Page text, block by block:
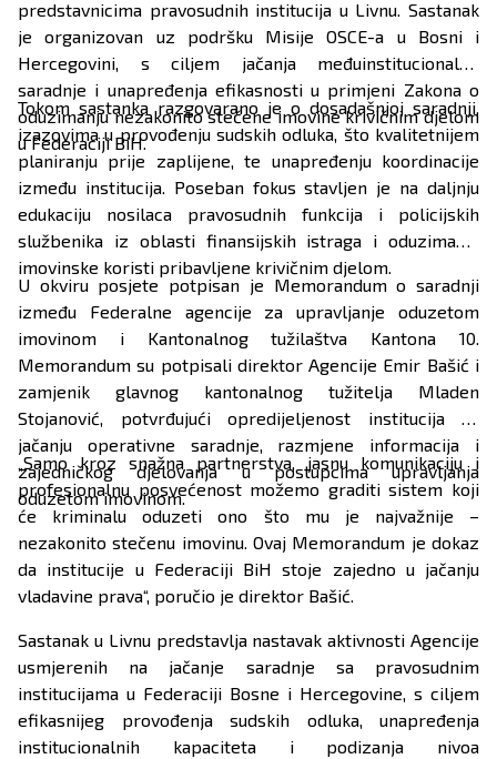
predstavnicima pravosudnih institucija u Livnu. Sastanak
je organizovan uz podršku Misije OSCE-a u Bosni i
Hercegovini, s ciljem jačanja međuinstitucionalne
saradnje i unapređenja efikasnosti u primjeni Zakona o
oduzimanju nezakonito stečene imovine krivičnim djelom
u Federaciji BiH.
Tokom sastanka razgovarano je o dosadašnjoj saradnji,
izazovima u provođenju sudskih odluka, što kvalitetnijem
planiranju prije zaplijene, te unapređenju koordinacije
između institucija. Poseban fokus stavljen je na daljnju
edukaciju nosilaca pravosudnih funkcija i policijskih
službenika iz oblasti finansijskih istraga i oduzimanja
imovinske koristi pribavljene krivičnim djelom.
U okviru posjete potpisan je Memorandum o saradnji
između Federalne agencije za upravljanje oduzetom
imovinom i Kantonalnog tužilaštva Kantona 10.
Memorandum su potpisali direktor Agencije Emir Bašić i
zamjenik glavnog kantonalnog tužitelja Mladen
Stojanović, potvrđujući opredijeljenost institucija ka
jačanju operativne saradnje, razmjene informacija i
zajedničkog djelovanja u postupcima upravljanja
oduzetom imovinom.
„Samo kroz snažna partnerstva, jasnu komunikaciju i
profesionalnu posvećenost možemo graditi sistem koji
će kriminalu oduzeti ono što mu je najvažnije –
nezakonito stečenu imovinu. Ovaj Memorandum je dokaz
da institucije u Federaciji BiH stoje zajedno u jačanju
vladavine prava“, poručio je direktor Bašić.
Sastanak u Livnu predstavlja nastavak aktivnosti Agencije
usmjerenih na jačanje saradnje sa pravosudnim
institucijama u Federaciji Bosne i Hercegovine, s ciljem
efikasnijeg provođenja sudskih odluka, unapređenja
institucionalnih kapaciteta i podizanja nivoa